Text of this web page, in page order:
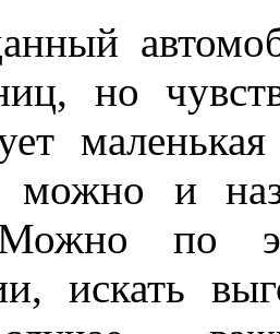
но
можно и
по
искать